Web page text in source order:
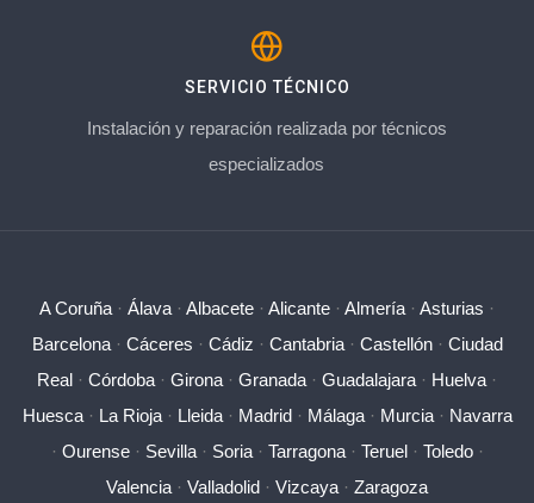
SERVICIO TÉCNICO
Instalación y reparación realizada por técnicos
especializados
A Coruña · Álava · Albacete · Alicante · Almería · Asturias ·
Barcelona· Cáceres · Cádiz · Cantabria· Castellón· Ciudad
Real · Córdoba · Girona · Granada · Guadalajara · Huelva ·
Huesca· La Rioja· Lleida· Madrid· Málaga· Murcia· Navarra
· Ourense· Sevilla· Soria· Tarragona· Teruel· Toledo·
Valencia · Valladolid · Vizcaya · Zaragoza